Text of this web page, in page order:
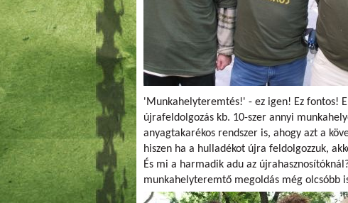
'Munkahelyteremtés!' - ez igen! Ez fontos!
újrafeldolgozás kb. 10-szer annyi
anyagtakarékos rendszer is, ahogy azt a
hiszen ha a hulladékot újra feldolgozzuk,
És mi a harmadik adu az
munkahelyteremtő megoldás még olcsóbb